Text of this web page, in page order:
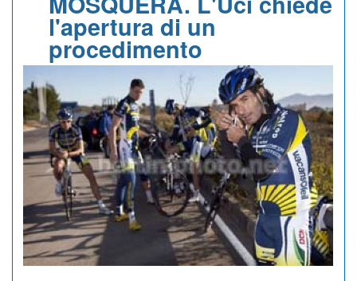
CALENDARIO
OSCAR
ALBI D'ORO
NEWSLETTER
l'apertura di un
procedimento